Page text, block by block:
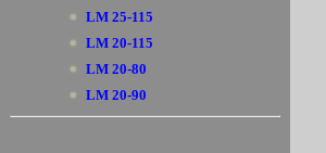
LM 25-115
LM 20-115
LM 20-80
LM 20-90